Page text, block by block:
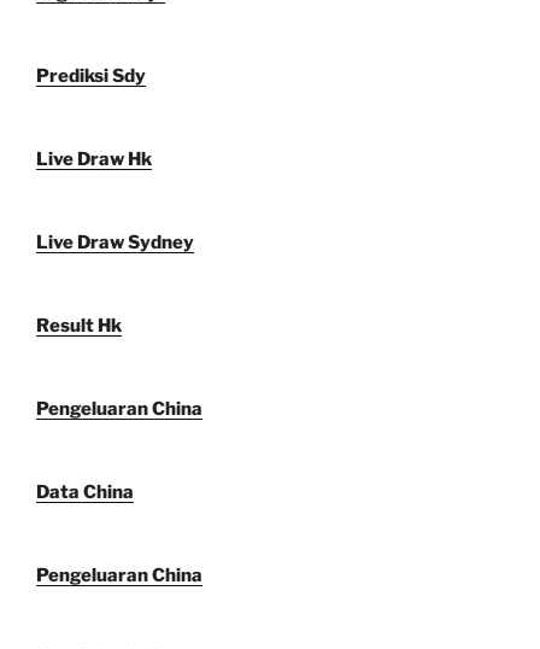
Prediksi Sdy
Live Draw Hk
Live Draw Sydney
Result Hk
Pengeluaran China
Data China
Pengeluaran China